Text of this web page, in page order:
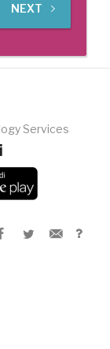
NEXT
Services